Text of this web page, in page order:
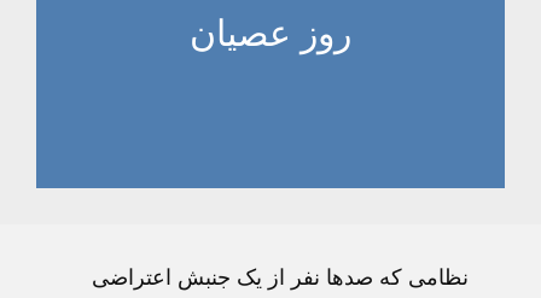
روز عصیان
نظامی که صدها نفر از یک جنبش اعتراضی